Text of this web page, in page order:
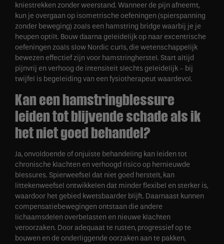
kniestrekken zonder weerstand. Wanneer de pijn afneemt,
kun je overgaan op isometrische oefeningen (spierspanning
zonder beweging) zoals een hamstring bridge waarbij je je
heupen optilt. Bouw daarna geleidelijk op naar excentrische
oefeningen zoals slow Nordic curls, die wetenschappelijk
bewezen effectief zijn voor hamstringherstel. Start altijd
pijnvrij en verhoog de intensiteit slechts geleidelijk - bij
twijfel is begeleiding van een fysiotherapeut waardevol.
Kan een hamstringblessure
leiden tot blijvende schade als ik
het niet goed behandel?
Ja, onvoldoende of onjuiste behandeling kan leiden tot
chronische klachten en verhoogd risico op hernieuwde
blessures. Spierweefsel dat niet goed herstelt, kan
littekenweefsel ontwikkelen dat minder flexibel en sterker is,
waardoor het gebied kwetsbaarder blijft. Daarnaast kunnen
compensatiebewegingen ontstaan die andere
lichaamsdelen overbelasten en nieuwe klachten
veroorzaken. Door adequaat te rusten, progressief op te
bouwen en de onderliggende oorzaken aan te pakken,